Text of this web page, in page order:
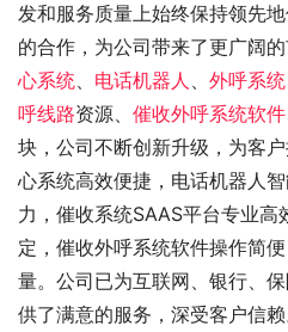
发和服务质量上始终保持领先
的合作，为公司带来了更广阔
心系统、 电话机器人 、 外呼系统
呼线路资源、 催收外呼系统软件
块，公司不断创新升级，为客
心系统高效便捷，电话机器人
力，催收系统SAAS平台专业高
定，催收外呼系统软件操作简
量。公司已为互联网、银行、
供了满意的服务，深受客户信